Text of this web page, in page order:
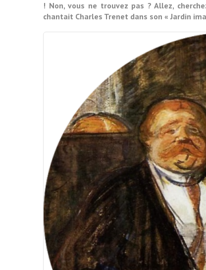
! Non, vous ne trouvez pas ? Allez,
chantait Charles Trenet dans son « Jardin